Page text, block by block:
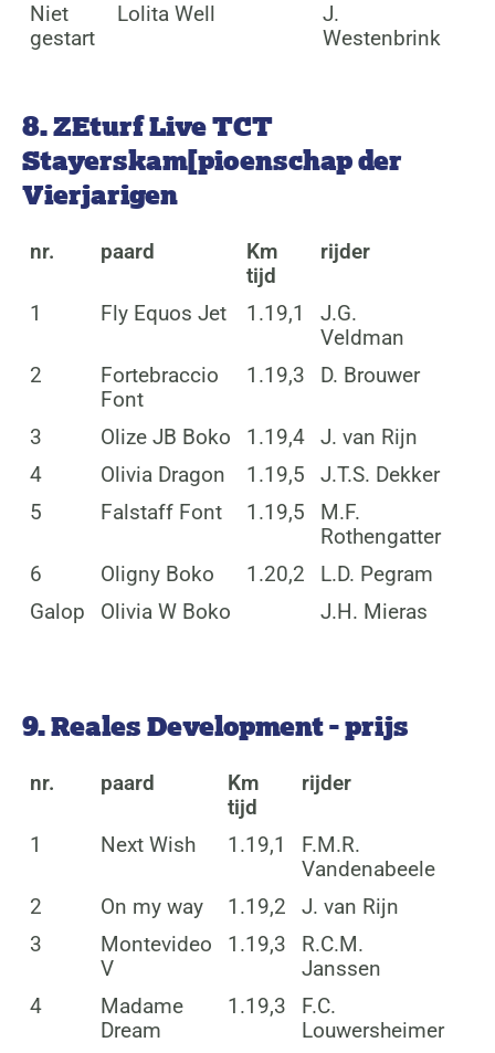
Niet
gestart
Lolita Well
J.
Westenbrink
8. ZEturf Live TCT
Stayerskam[pioenschap der
Vierjarigen
nr. paard
Km
tijd
rijder
1 Fly Equos Jet 1.19,1
J.G.
Veldman
2
Fortebraccio
Font
1.19,3 D. Brouwer
3 Olize JB Boko 1.19,4
J. van Rijn
4
Olivia Dragon 1.19,5
J.T.S. Dekker
5
Falstaff Font 1.19,5
M.F.
Rothengatter
6
Oligny Boko 1.20,2
L.D. Pegram
Galop
Olivia W Boko J.H. Mieras
9. Reales Development - prijs
nr. paard
Km
tijd
rijder
1 Next Wish 1.19,1
F.M.R.
Vandenabeele
2
On my way 1.19,2
J. van Rijn
3
Montevideo
V
1.19,3
R.C.M.
Janssen
4
Madame
Dream
1.19,3
F.C.
Louwersheimer